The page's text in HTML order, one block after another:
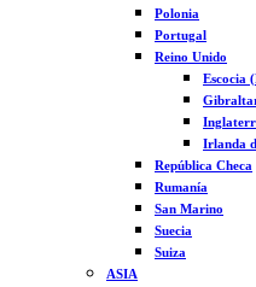
Polonia
Portugal
Reino Unido
Escocia
Irlanda
República Checa
Rumanía
San Marino
Suecia
Suiza
ASIA